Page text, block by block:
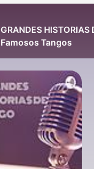
GRANDES
Famosos Tangos